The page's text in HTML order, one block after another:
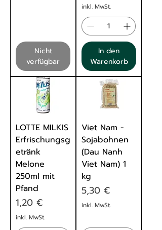
Nicht
verfügbar
inkl. MwSt.
In den
Warenkorb
LOTTE MILKIS
Erfrischungsg
etränk
Melone
250ml mit
Pfand
Preis
1,20 €
inkl. MwSt.
Viet Nam -
Sojabohnen
(Dau Nanh
Viet Nam) 1
kg
Preis
5,30 €
inkl. MwSt.